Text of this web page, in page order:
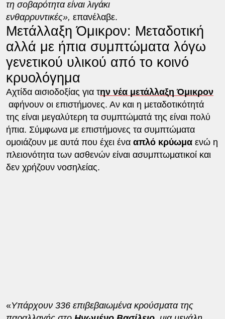
τη σοβαρότητα είναι λιγάκι
ενθαρρυντικές», επανέλαβε.
Μετάλλαξη Όμικρον: Μεταδοτική
αλλά με ήπια συμπτώματα λόγω
γενετικού υλικού από το κοινό
κρυολόγημα
Αχτίδα αισιοδοξίας για την νέα μετάλλαξη Όμικρον
αφήνουν οι επιστήμονες. Αν και η μεταδοτικότητά
της είναι μεγαλύτερη τα συμπτώματά της είναι πολύ
ήπια. Σύμφωνα με επιστήμονες τα συμπτώματα
ομοιάζουν με αυτά που έχει ένα απλό κρύωμαενώ η
πλειονότητα των ασθενών είναι ασυμπτωματικοί και
δεν χρήζουν νοσηλείας.
«Υπάρχουν 336 επιβεβαιωμένα κρούσματα της